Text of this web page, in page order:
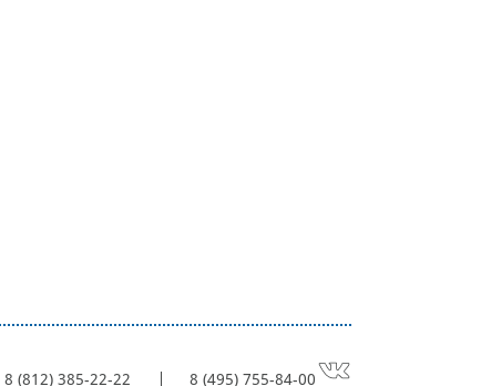
8 (812) 385-22-22 8 (495) 755-84-00